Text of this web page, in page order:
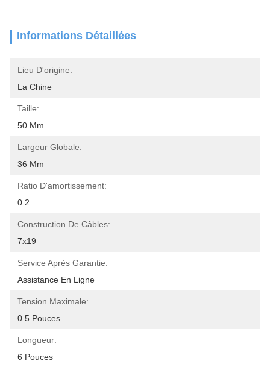
Informations Détaillées
Lieu D'origine:
La Chine
Taille:
50 Mm
Largeur Globale:
36 Mm
Ratio D'amortissement:
0.2
Construction De Câbles:
7x19
Service Après Garantie:
Assistance En Ligne
Tension Maximale:
0.5 Pouces
Longueur:
6 Pouces